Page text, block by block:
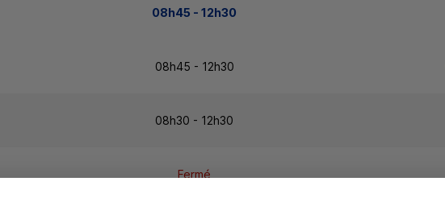
08h45 - 12h30
08h45 - 12h30
08h30 - 12h30
Fermé